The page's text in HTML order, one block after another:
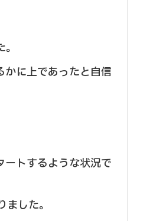
かに上であったと自信
ートするような状況で
した。